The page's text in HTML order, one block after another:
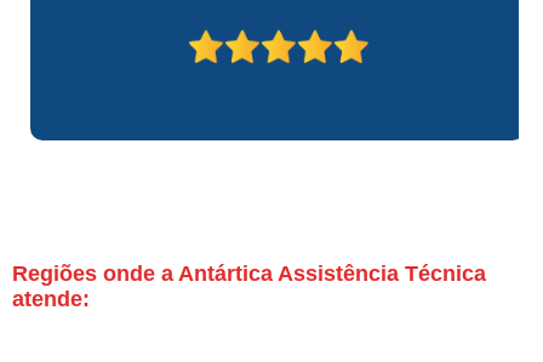
Regiões onde a Antártica Assistência Técnica
atende: